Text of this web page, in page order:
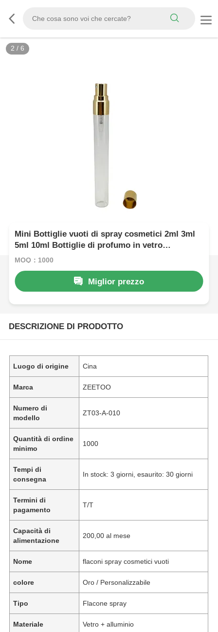
2 / 6
Mini Bottiglie vuoti di spray cosmetici 2ml 3ml
5ml 10ml Bottiglie di profumo in vetro
trasparente
MOQ：1000
Miglior prezzo
DESCRIZIONE DI PRODOTTO
Luogo di origine Cina
Marca ZEETOO
Numero di
modello
ZT03-A-010
Quantità di ordine
minimo
1000
Tempi di
consegna
In stock: 3 giorni, esaurito: 30 giorni
Termini di
pagamento
T/T
Capacità di
alimentazione
200,00 al mese
Nome flaconi spray cosmetici vuoti
colore Oro / Personalizzabile
Tipo Flacone spray
Materiale Vetro + alluminio